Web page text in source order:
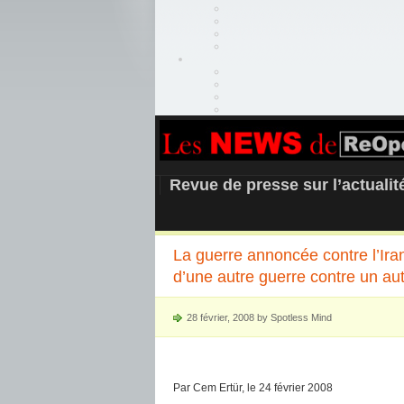
REOPEN911 –
Revue de presse sur
La guerre annoncée contre
d’une autre guerre contre un
28 février, 2008 by Spotless Mind
Par Cem Ertür, le 24 février 2008